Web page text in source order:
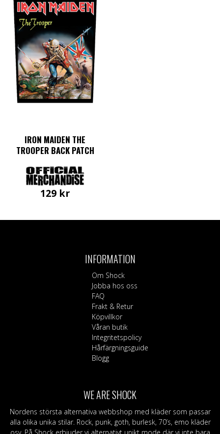
IRON MAIDEN THE
TROOPER BACK PATCH
129 kr
INFORMATION
Om Shock
Jobba hos oss
FAQ
Frakt & Retur
Köpvillkor
Våran butik
Integritetspolicy
Hårfärgningsguide
Blogg
WE ARE SHOCK
Nordens största alternativa webbshop med kläder som passar
alla olika unika stilar. Rock, punk, goth, burlesk, 70’s, emo kläder